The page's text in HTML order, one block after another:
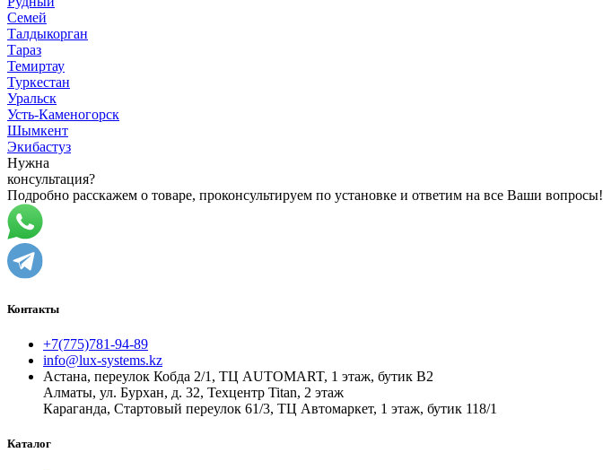
Семей
Талдыкорган
Тараз
Темиртау
Туркестан
Уральск
Усть-Каменогорск
Шымкент
Экибастуз
Нужна
консультация?
Подробно расскажем о товаре, проконсультируем по установке и ответим на все Ваши вопросы!
Контакты
+7(775)781-94-89
info@lux-systems.kz
Астана, переулок Кобда 2/1, ТЦ AUTOMART, 1 этаж, бутик B2
Алматы, ул. Бурхан, д. 32, Техцентр Titan, 2 этаж
Караганда, Стартовый переулок 61/3, ТЦ Автомаркет, 1 этаж, бутик 118/1
Каталог